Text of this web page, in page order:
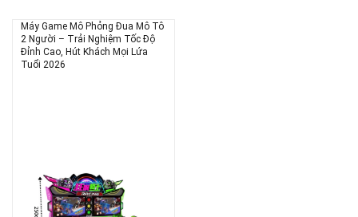
Máy Game Mô Phỏng Đua Mô Tô
2 Người – Trải Nghiệm Tốc Độ
Đỉnh Cao, Hút Khách Mọi Lứa
Tuổi 2026